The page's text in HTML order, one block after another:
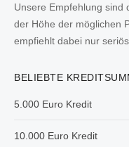
Unsere Empfehlung sind
der Höhe der möglichen
empfiehlt dabei nur
BELIEBTE
5.000 Euro Kredit
10.000 Euro Kredit